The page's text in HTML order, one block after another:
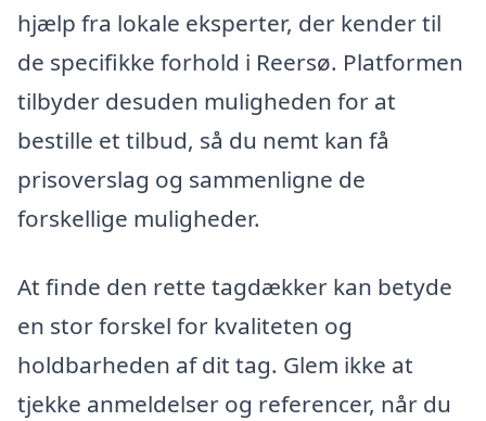
hjælp fra lokale eksperter, der kender til
de specifikke forhold i Reersø. Platformen
tilbyder desuden muligheden for at
bestille et tilbud, så du nemt kan få
prisoverslag og sammenligne de
forskellige muligheder.
At finde den rette tagdækker kan betyde
en stor forskel for kvaliteten og
holdbarheden af dit tag. Glem ikke at
tjekke anmeldelser og referencer, når du